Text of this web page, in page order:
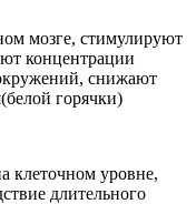
мозге, стимулируют
концентрации
снижают
горячки)
клеточном уровне,
длительного